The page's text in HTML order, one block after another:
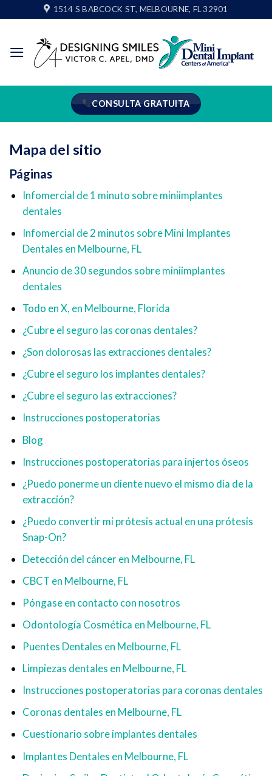
al
contenido
1514 S BABCOCK ST, MELBOURNE, FL 32901
CONSULTA GRATUITA
Mapa del sitio
Páginas
Infomercial de 1 minuto sobre miniimplantes
dentales
Infomercial de 2 minutos sobre Mini Implantes
Dentales en Melbourne, FL
Anuncio de 30 segundos sobre miniimplantes
dentales
Todo en X, en Melbourne, Florida
¿Cubre el seguro las coronas dentales?
¿Son dolorosas las extracciones dentales?
¿Cubre el seguro los implantes dentales?
¿Cubre el seguro las extracciones?
Instrucciones postoperatorias
Blog
Instrucciones postoperatorias para injertos óseos
¿Puedo ponerme un diente nuevo el mismo día de la
extracción?
¿Puedo convertir mi prótesis actual en una prótesis
Snap-On?
Detección del cáncer en Melbourne, FL
CBCT en Melbourne, FL
Póngase en contacto con nosotros
Odontología Cosmética en Melbourne, FL
Puentes Dentales en Melbourne, FL
Limpiezas dentales en Melbourne, FL
Instrucciones postoperatorias para coronas dentales
Coronas dentales en Melbourne, FL
Cuestionario sobre implantes dentales
Implantes Dentales en Melbourne, FL